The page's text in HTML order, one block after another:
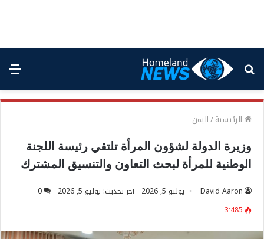
بحث
عن
الرئيسية/اليمن
وزيرة الدولة لشؤون المرأة تلتقي رئيسة اللجنة
الوطنية للمرأة لبحث التعاون والتنسيق المشترك
David Aaron يوليو 5, 2026 آخر تحديث: يوليو 5, 2026
0
3٬485